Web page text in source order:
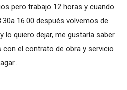
pero trabajo 12 horas y cuando
16.00 después volvemos de
lo quiero dejar, me gustaría saber
con el contrato de obra y servicio